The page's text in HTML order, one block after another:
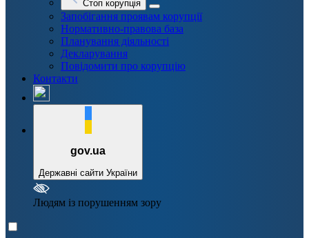
Стоп корупція
Запобігання проявам корупції
Нормативно-правова база
Планування діяльності
Декларування
Повідомити про корупцію
Контакти
gov.ua
Державні сайти України
Людям із порушенням зору